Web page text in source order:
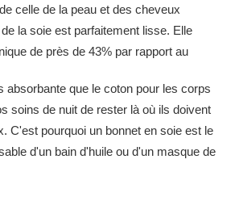
celle de la peau et des cheveux
la soie est parfaitement lisse. Elle
de près de 43% par rapport au
cuticule.
absorbante que le coton pour les corps
soins de nuit de rester là où ils doivent
C'est pourquoi un bonnet en soie est le
d'un bain d'huile ou d'un masque de